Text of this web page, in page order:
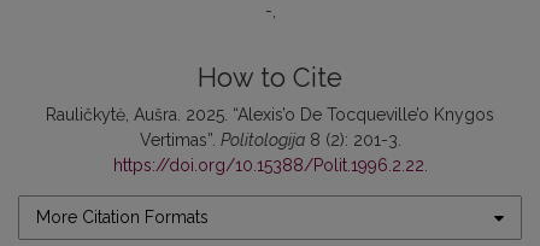
-
How to Cite
Rauličkytė, Aušra. 2025. “Alexis’o De Tocqueville’o Knygos
Vertimas”. Politologija8 (2): 201-3.
https://doi.org/10.15388/Polit.1996.2.22.
More Citation Formats